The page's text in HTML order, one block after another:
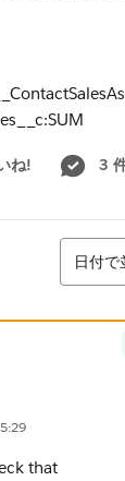
ね! 3
並び替え
日付で
that